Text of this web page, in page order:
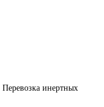
Перевозка инертных